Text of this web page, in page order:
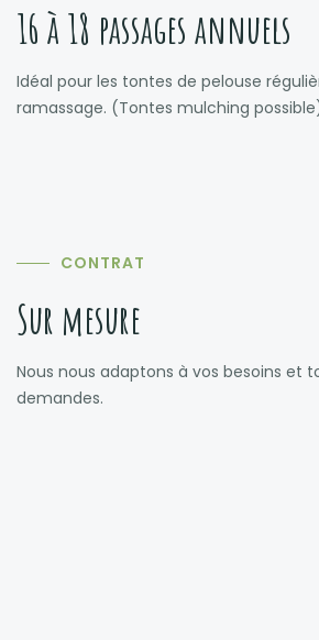
16 à 18 passages annuels
Idéal pour les tontes de pelouse
ramassage. (Tontes mulching
CONTRAT
Sur mesure
Nous nous adaptons à vos besoins et
demandes.